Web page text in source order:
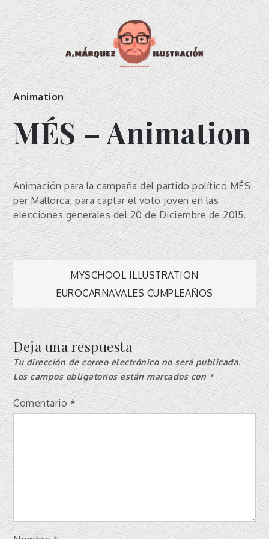
Skip
to
content
Margomdrawer
Ilustrador
Animation
MÉS – Animation
Animación para la campaña del partido político MÉS
per Mallorca, para captar el voto joven en las
elecciones generales del 20 de Diciembre de 2015.
Navegación
de
entradas
MYSCHOOL ILLUSTRATION
EUROCARNAVALES CUMPLEAÑOS
Deja una respuesta
Tu dirección de correo electrónico no será publicada.
Los campos obligatorios están marcados con *
Comentario*